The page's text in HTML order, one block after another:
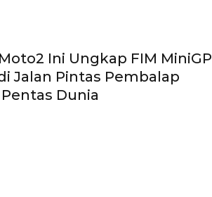
Ini Ungkap FIM MiniGP
Jalan Pintas Pembalap
Dunia